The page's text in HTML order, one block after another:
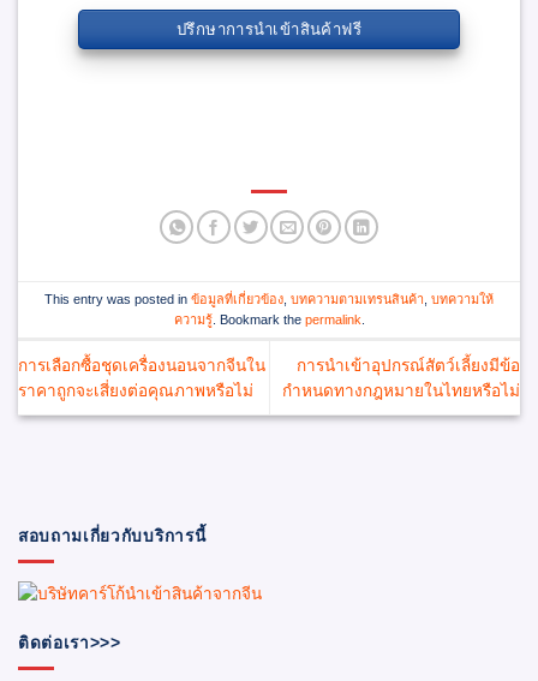
ปรึกษาการนำเข้าสินค้าฟรี
This entry was posted in ข้อมูลที่เกี่ยวข้อง บทความตามเทรนสินค้า บทความให้
ความรู้. Bookmark the permalink
การเลือกซื้อชุดเครื่องนอนจากจีนใน
ราคาถูกจะเสี่ยงต่อคุณภาพหรือไม่
การนำเข้าอุปกรณ์สัตว์เลี้ยงมีข้อ
กำหนดทางกฎหมายในไทยหรือไม่
สอบถามเกี่ยวกับบริการนี้
ติดต่อเรา>>>